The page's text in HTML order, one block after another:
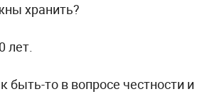
хранить?
лет.
быть-то в вопросе честности и